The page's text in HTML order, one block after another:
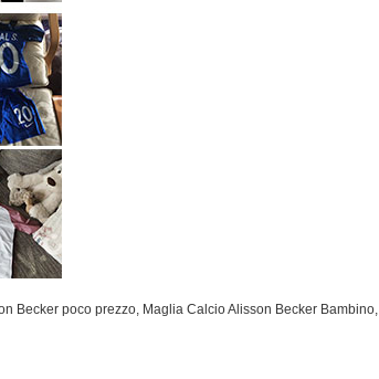
Becker poco prezzo, Maglia Calcio Alisson Becker Bambino,